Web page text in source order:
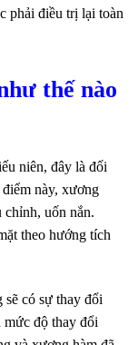
phải điều trị lại toàn
thế nào
niên, đây là đối
này, xương
chỉnh, uốn nắn.
theo hướng tích
có sự thay đổi
mức độ thay đổi